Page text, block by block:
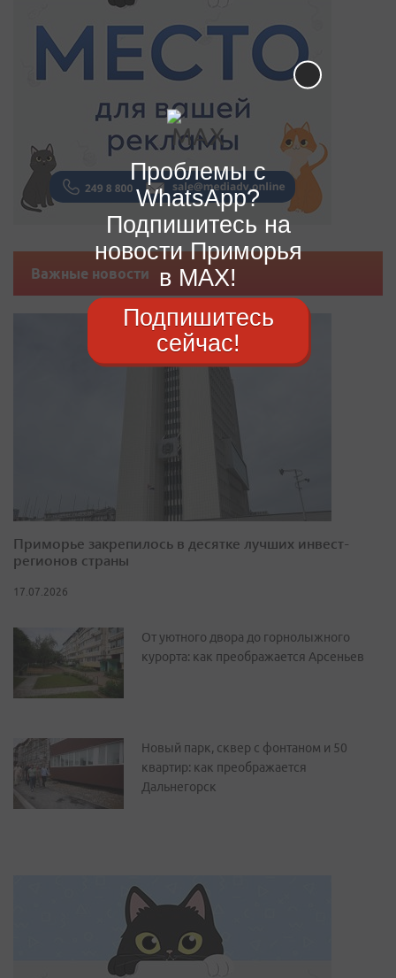
Важные новости
Приморье закрепилось в десятке лучших инвест-
регионов страны
17.07.2026
От уютного двора до горнолыжного
курорта: как преображается Арсеньев
Новый парк, сквер с фонтаном и 50
квартир: как преображается
Дальнегорск
Проблемы с
WhatsApp?
Подпишитесь на
новости Приморья
в MAX!
Подпишитесь
сейчас!